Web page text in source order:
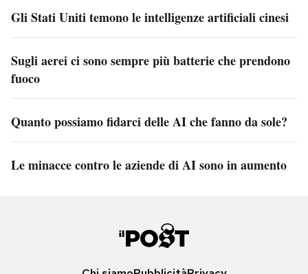
Gli Stati Uniti temono le intelligenze artificiali cinesi
Sugli aerei ci sono sempre più batterie che prendono
fuoco
Quanto possiamo fidarci delle AI che fanno da sole?
Le minacce contro le aziende di AI sono in aumento